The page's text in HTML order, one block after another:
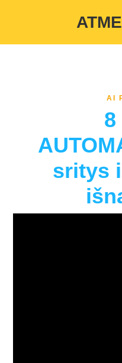
/home/atmerkakis/
AI
8
sritys